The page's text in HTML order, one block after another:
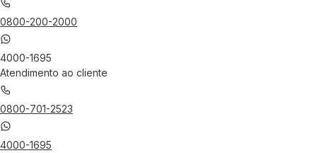
0800-200-2000
4000-1695
Atendimento ao cliente
0800-701-2523
4000-1695